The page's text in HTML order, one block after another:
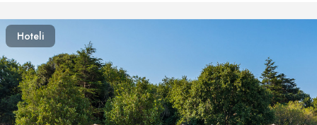
Hoteli